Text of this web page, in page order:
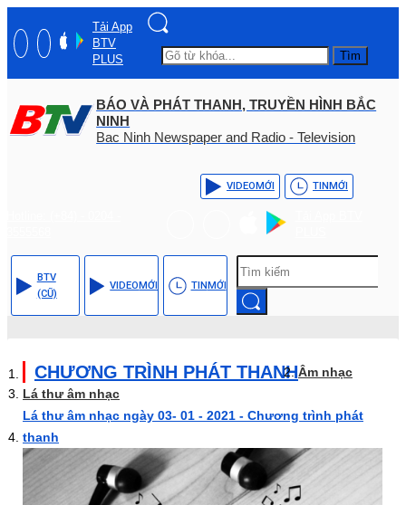
Tải App
BTV
PLUS
Tìm
BÁO VÀ PHÁT THANH, TRUYỀN HÌNH BẮC
NINH
Bac Ninh Newspaper and Radio - Television
VIDEOMỚI TINMỚI
BTV
(CŨ)
VIDEOMỚI TINMỚI
CHƯƠNG TRÌNH PHÁT THANHÂm nhạc
Lá thư âm nhạc
Lá thư âm nhạc ngày 03- 01 - 2021 - Chương trình phát
thanh